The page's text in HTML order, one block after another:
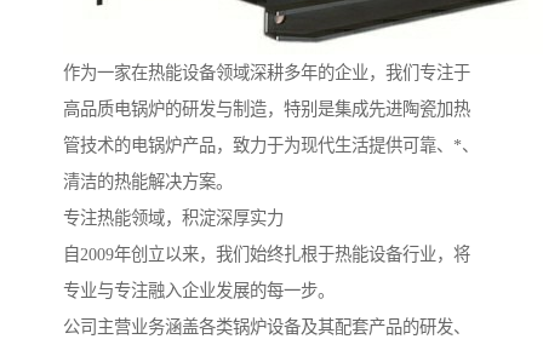
作为一家在热能设备领域深耕多年的企业，我们专注于
高品质电锅炉的研发与制造，特别是集成先进陶瓷加热
管技术的电锅炉产品，致力于为现代生活提供可靠、*、
清洁的热能解决方案。
专注热能领域，积淀深厚实力
自2009年创立以来，我们始终扎根于热能设备行业，将
专业与专注融入企业发展的每一步。
公司主营业务涵盖各类锅炉设备及其配套产品的研发、